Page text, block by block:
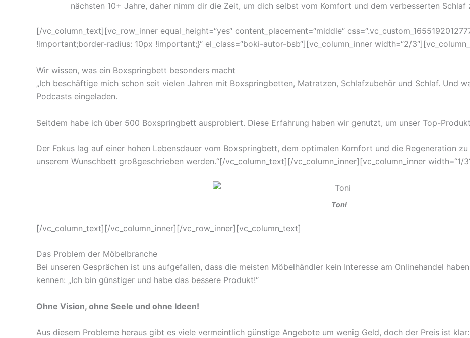
nächsten 10+ Jahre, daher nimm dir die Zeit, um dich selbst vom Komfort und dem verbesserten Schlaf
[/vc_column_text][vc_row_inner equal_height=“yes“ content_placement=“middle“
!important;border-radius: 10px !important;}“ el_class=“boki-autor-bsb“][vc_column_inner width=“2/
Wir wissen, was ein Boxspringbett besonders macht
„Ich beschäftige mich schon seit vielen Jahren mit Boxspringbetten, Matratzen, Schlafzubehör und Schlaf. Und
Podcasts eingeladen.
Seitdem habe ich über 500 Boxspringbett ausprobiert. Diese Erfahrung haben wir genutzt, um unser Top-
Der Fokus lag auf einer hohen Lebensdauer vom Boxspringbett, dem optimalen Komfort und die Regeneration
unserem Wunschbett großgeschrieben werden.“[/vc_column_text][/vc_column_inner][vc_column_inner width=“1/
Toni
[/vc_column_text][/vc_column_inner][/vc_row_inner][vc_column_text]
Das Problem der Möbelbranche
Bei unseren Gesprächen ist uns aufgefallen, dass die meisten Möbelhändler kein Interesse am Onlinehandel
kennen: „Ich bin günstiger und habe das bessere Produkt!“
Ohne Vision, ohne Seele und ohne Ideen!
Aus diesem Probleme heraus gibt es viele vermeintlich günstige Angebote um wenig Geld, doch der Preis ist klar: